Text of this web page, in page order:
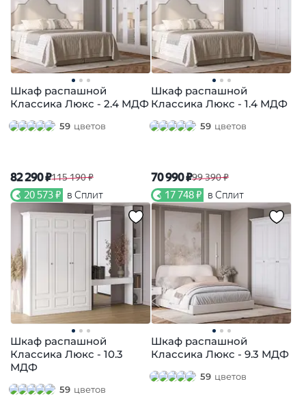
Шкаф распашной
Классика Люкс - 2.4 МДФ
59 цветов
82 290 ₽115 190 ₽
20 573 ₽ в Сплит
Шкаф распашной
Классика Люкс - 1.4 МДФ
59 цветов
70 990 ₽99 390 ₽
17 748 ₽ в Сплит
Шкаф распашной
Классика Люкс - 10.3
МДФ
59 цветов
Шкаф распашной
Классика Люкс - 9.3 МДФ
59 цветов